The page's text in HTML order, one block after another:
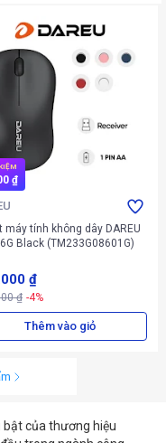
₫
máy tính không dây DAREU
Black (TM233G08601G)
₫
₫ -4%
Thêm vào giỏ
bật của thương hiệu